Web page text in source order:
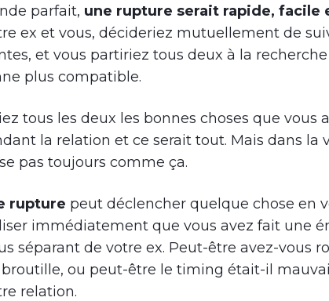
parfait, une rupture serait rapide, facile
ex et vous, décideriez mutuellement de
et vous partiriez tous deux à la recherche
plus compatible.
tous les deux les bonnes choses que vous
la relation et ce serait tout. Mais dans la
pas toujours comme ça.
rupture peut déclencher quelque chose en
immédiatement que vous avez fait une
séparant de votre ex. Peut-être avez-vous
broutille, ou peut-être le timing était-il
relation.